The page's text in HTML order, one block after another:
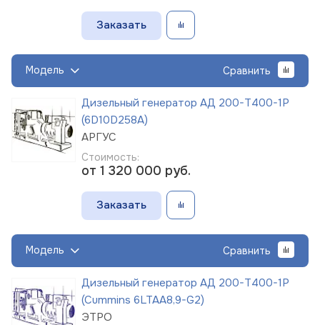
Заказать
Модель Сравнить
Дизельный генератор АД 200-Т400-1Р
(6D10D258A)
АРГУС
Стоимость:
от 1 320 000 руб.
Заказать
Модель Сравнить
Дизельный генератор АД 200-Т400-1Р
(Cummins 6LTAA8,9-G2)
ЭТРО